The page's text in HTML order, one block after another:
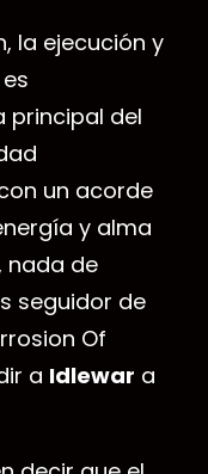
la ejecución y
principal del
un acorde
y alma
nada de
seguidor de
Of
a Idlewar a